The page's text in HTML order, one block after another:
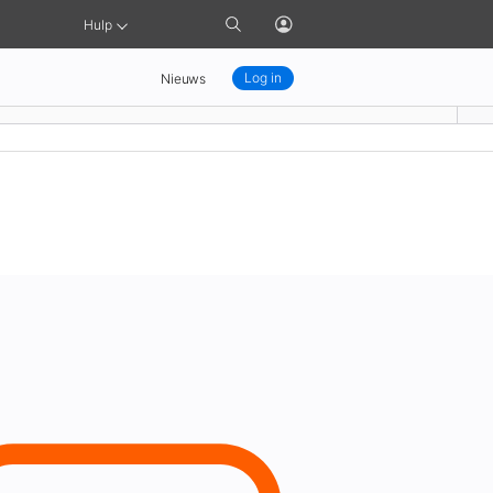
Hulp
Ga
zoekpagina
Open
profielmenu
Nieuws Log in